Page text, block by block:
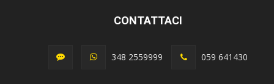
CONTATTACI
348 2559999 059 641430